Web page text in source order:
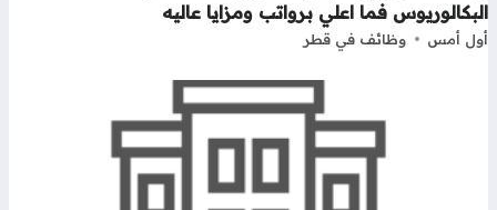
فما اعلي برواتب ومزايا عاليه
أمس وظائف في قطر